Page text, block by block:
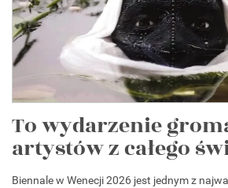
To wydarzenie
artystów z całego
Biennale w Wenecji 2026 jest jednym z